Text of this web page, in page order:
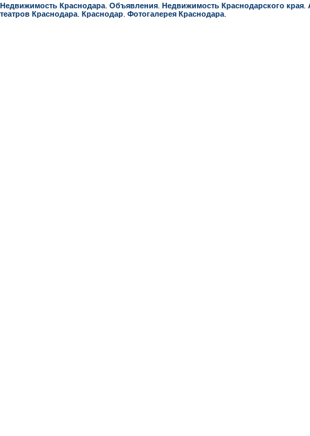
Недвижимость Краснодара Объявления Недвижимость Краснодарcкого края
театров Краснодара Краснодар Фотогалерея Краснодара